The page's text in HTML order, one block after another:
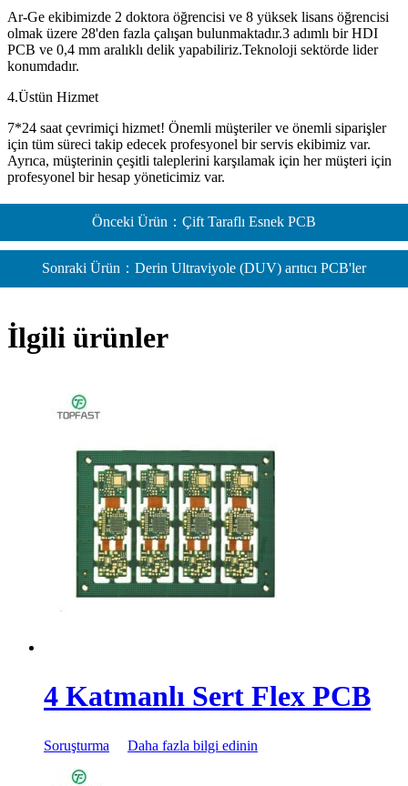
Ar-Ge ekibimizde 2 doktora öğrencisi ve 8 yüksek lisans öğrencisi
olmak üzere 28'den fazla çalışan bulunmaktadır.3 adımlı bir HDI
PCB ve 0,4 mm aralıklı delik yapabiliriz.Teknoloji sektörde lider
konumdadır.
4.Üstün Hizmet
7*24 saat çevrimiçi hizmet! Önemli müşteriler ve önemli siparişler
için tüm süreci takip edecek profesyonel bir servis ekibimiz var.
Ayrıca, müşterinin çeşitli taleplerini karşılamak için her müşteri için
profesyonel bir hesap yöneticimiz var.
Önceki Ürün：Çift Taraflı Esnek PCB
Sonraki Ürün：Derin Ultraviyole (DUV) arıtıcı PCB'ler
İlgili ürünler
4 Katmanlı Sert Flex PCB
Soruşturma Daha fazla bilgi edinin